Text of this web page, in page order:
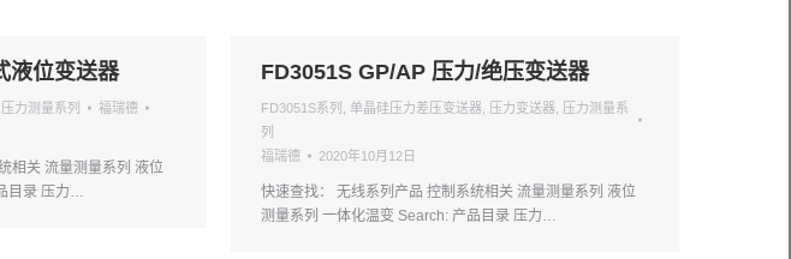
液位变送器
压力测量系列
福瑞德
相关 流量测量系列 液位
目录 压力…
FD3051S GP/AP 压力/绝压变送器
FD3051S系列 单晶硅压力差压变送器 压力变送器
压力测量系
列
福瑞德
2020年10月12日
快速查找： 无线系列产品 控制系统相关 流量测量系列 液位
测量系列 一体化温变 Search: 产品目录 压力…